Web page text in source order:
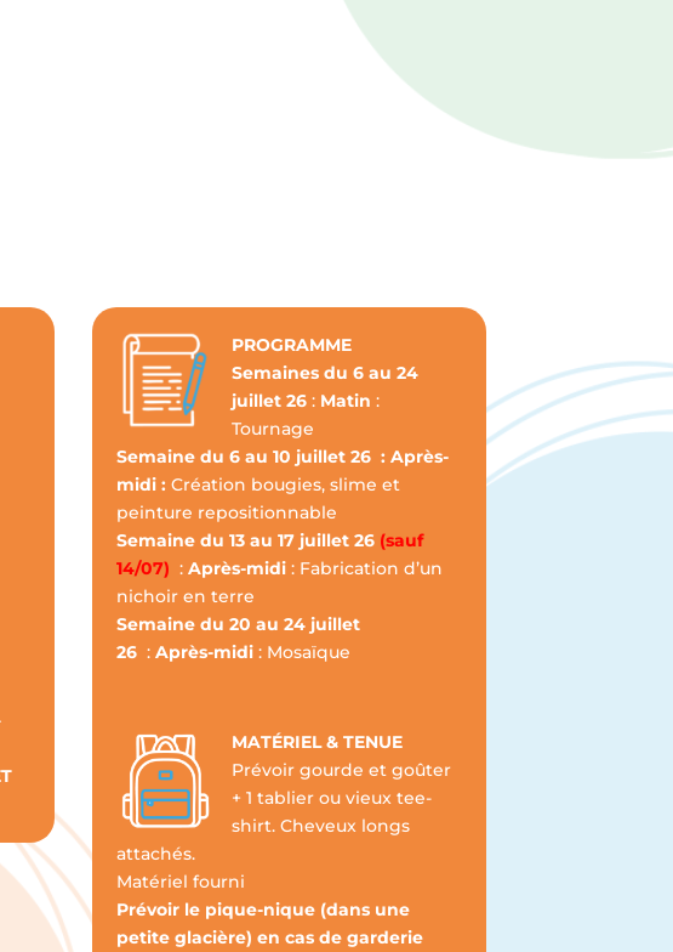
PROGRAMME
Semaines du 6 au 24
juillet 26 : Matin :
Tournage
Semaine du 6 au 10 juillet 26 : Après-
midi :Création bougies, slime et
peinture repositionnable
Semaine du 13 au 17 juillet 26 (sauf
14/07) :Après-midi : Fabrication d’un
nichoir en terre
Semaine du 20 au 24 juillet
26 :Après-midi : Mosaïque
MATÉRIEL & TENUE
Prévoir gourde et goûter
+ 1 tablier ou vieux tee-
shirt. Cheveux longs
attachés.
Matériel fourni
Prévoir le pique-nique (dans une
petite glacière) en cas de garderie